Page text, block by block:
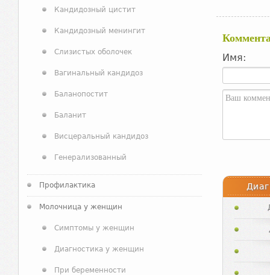
Кандидозный цистит
Кандидозный менингит
Слизистых оболочек
Вагинальный кандидоз
Баланопостит
Баланит
Висцеральный кандидоз
Генерализованный
Профилактика
Молочница у женщин
Симптомы у женщин
Диагностика у женщин
При беременности
Имя: